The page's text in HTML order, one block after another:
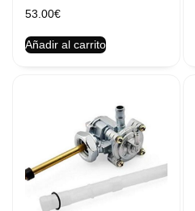
53.00€
Añadir al carrito